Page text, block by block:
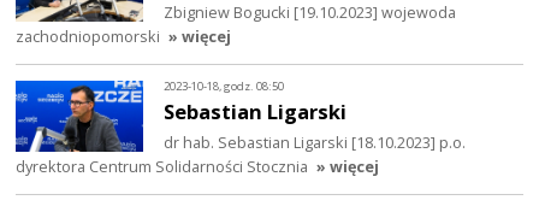
Zbigniew Bogucki [19.10.2023] wojewoda
zachodniopomorski » więcej
2023-10-18, godz. 08:50
Sebastian Ligarski
dr hab. Sebastian Ligarski [18.10.2023] p.o.
dyrektora Centrum Solidarności Stocznia » więcej